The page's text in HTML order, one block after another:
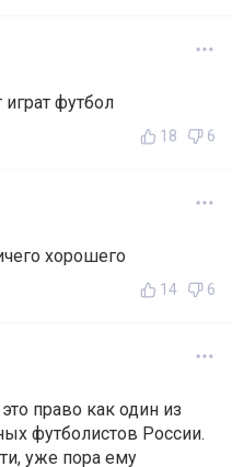
футбол
18 6
хорошего
14 6
право как один из
футболистов России.
уже пора ему